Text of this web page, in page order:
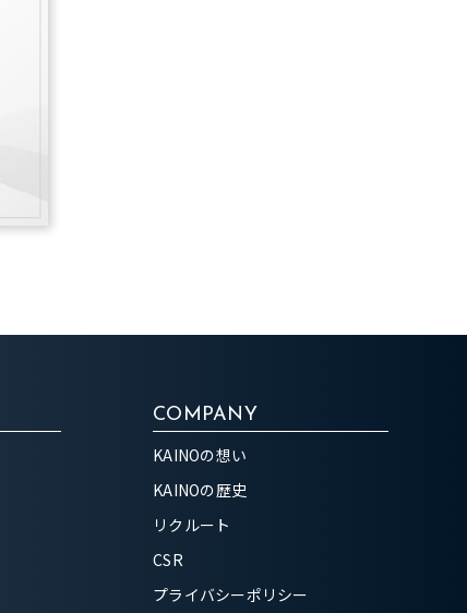
COMPANY
KAINOの想い
KAINOの歴史
リクルート
CSR
プライバシーポリシー